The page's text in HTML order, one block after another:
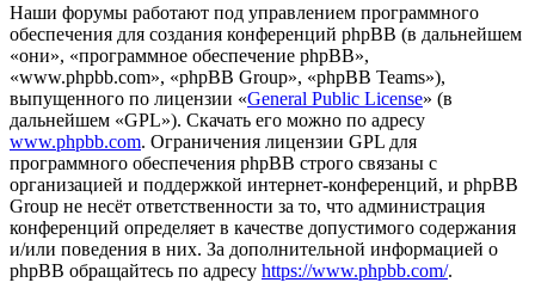
Наши форумы работают под управлением программного
обеспечения для создания конференций phpBB (в дальнейшем
«они», «программное обеспечение phpBB»,
«www.phpbb.com», «phpBB Group», «phpBB Teams»),
выпущенного по лицензии «General Public License» (в
дальнейшем «GPL»). Скачать его можно по адресу
www.phpbb.com. Ограничения лицензии GPL для
программного обеспечения phpBB строго связаны с
организацией и поддержкой интернет-конференций, и phpBB
Group не несёт ответственности за то, что администрация
конференций определяет в качестве допустимого содержания
и/или поведения в них. За дополнительной информацией о
phpBB обращайтесь по адресу https://www.phpbb.com/.